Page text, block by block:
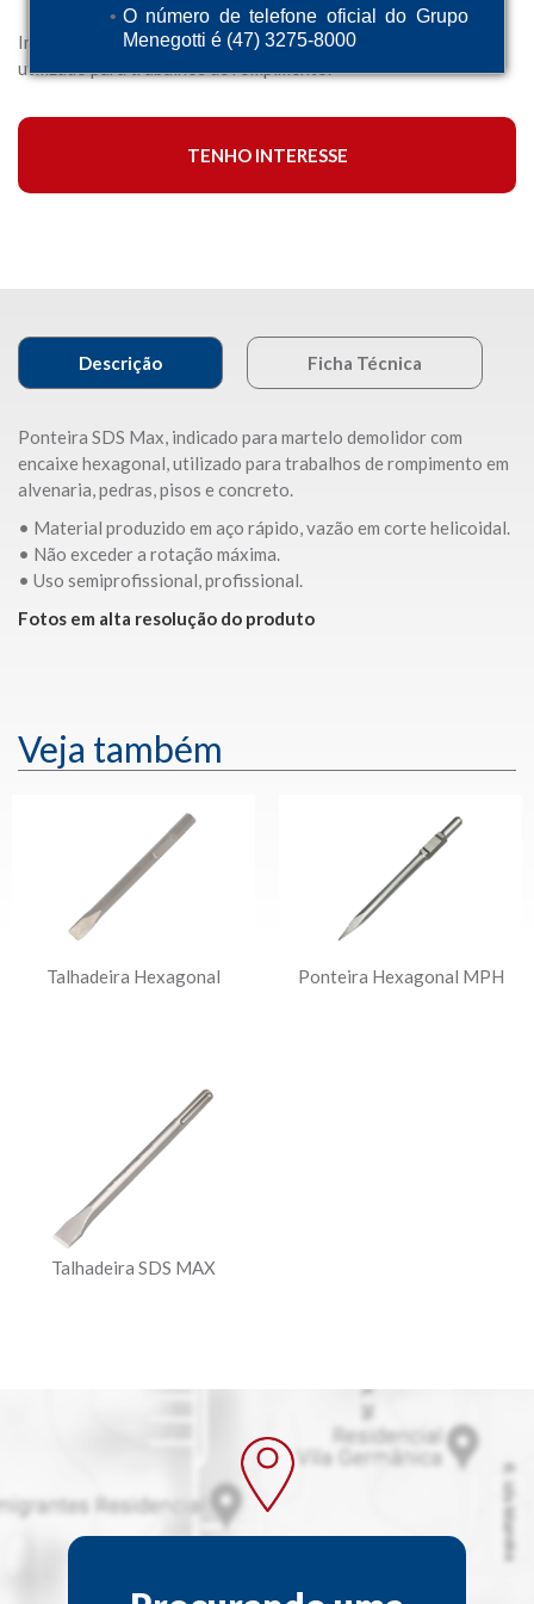
O número de telefone oficial do Grupo
Menegotti é (47) 3275-8000
Indicada para martelo demolidor com encaixe hexagonal,
utilizado para trabalhos de rompimento.
TENHO INTERESSE
Descrição Ficha Técnica
Ponteira SDS Max, indicado para martelo demolidor com
encaixe hexagonal, utilizado para trabalhos de rompimento em
alvenaria, pedras, pisos e concreto.
• Material produzido em aço rápido, vazão em corte helicoidal.
• Não exceder a rotação máxima.
• Uso semiprofissional, profissional.
Fotos em alta resolução do produto
Veja também
Talhadeira Hexagonal Ponteira Hexagonal MPH
Talhadeira SDS MAX